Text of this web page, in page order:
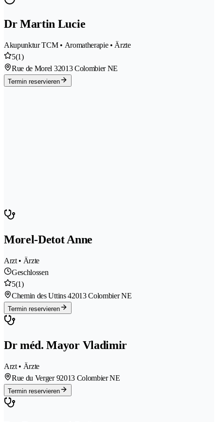
Dr Martin Lucie
Akupunktur TCM • Aromatherapie • Ärzte
5(1)
Rue de Morel 32013 Colombier NE
Termin reservieren
Morel-Detot Anne
Arzt • Ärzte
Geschlossen
5(1)
Chemin des Uttins 42013 Colombier NE
Termin reservieren
Dr méd. Mayor Vladimir
Arzt • Ärzte
Rue du Verger 92013 Colombier NE
Termin reservieren